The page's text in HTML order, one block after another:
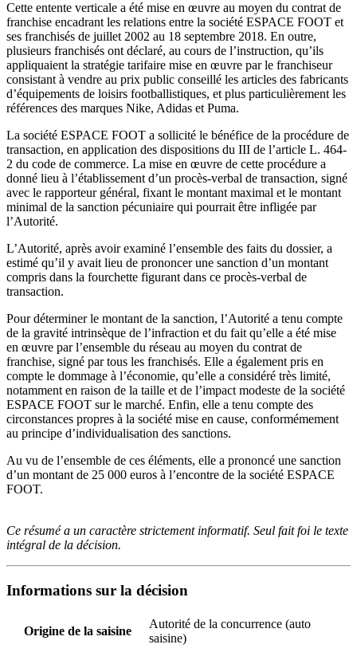
Cette entente verticale a été mise en œuvre au moyen du contrat de
franchise encadrant les relations entre la société ESPACE FOOT et
ses franchisés de juillet 2002 au 18 septembre 2018. En outre,
plusieurs franchisés ont déclaré, au cours de l’instruction, qu’ils
appliquaient la stratégie tarifaire mise en œuvre par le franchiseur
consistant à vendre au prix public conseillé les articles des fabricants
d’équipements de loisirs footballistiques, et plus particulièrement les
références des marques Nike, Adidas et Puma.
La société ESPACE FOOT a sollicité le bénéfice de la procédure de
transaction, en application des dispositions du III de l’article L. 464-
2 du code de commerce. La mise en œuvre de cette procédure a
donné lieu à l’établissement d’un procès-verbal de transaction, signé
avec le rapporteur général, fixant le montant maximal et le montant
minimal de la sanction pécuniaire qui pourrait être infligée par
l’Autorité.
L’Autorité, après avoir examiné l’ensemble des faits du dossier, a
estimé qu’il y avait lieu de prononcer une sanction d’un montant
compris dans la fourchette figurant dans ce procès‑verbal de
transaction.
Pour déterminer le montant de la sanction, l’Autorité a tenu compte
de la gravité intrinsèque de l’infraction et du fait qu’elle a été mise
en œuvre par l’ensemble du réseau au moyen du contrat de
franchise, signé par tous les franchisés. Elle a également pris en
compte le dommage à l’économie, qu’elle a considéré très limité,
notamment en raison de la taille et de l’impact modeste de la société
ESPACE FOOT sur le marché. Enfin, elle a tenu compte des
circonstances propres à la société mise en cause, conformémement
au principe d’individualisation des sanctions.
Au vu de l’ensemble de ces éléments, elle a prononcé une sanction
d’un montant de 25 000 euros à l’encontre de la société ESPACE
FOOT.
Ce résumé a un caractère strictement informatif. Seul fait foi le texte
intégral de la décision.
Informations sur la décision
Origine de la saisine
Autorité de la concurrence (auto
saisine)